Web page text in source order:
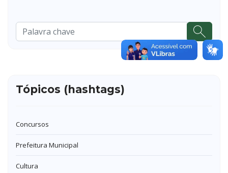
...
Tópicos (hashtags)
Concursos
Prefeitura Municipal
Cultura